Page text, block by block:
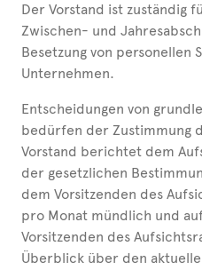
Der Vorstand ist zuständig
Zwischen- und
Besetzung von personellen
Unternehmen.
Entscheidungen von
bedürfen der Zustimmung
Vorstand berichtet dem
der gesetzlichen
dem Vorsitzenden des
pro Monat mündlich und
Vorsitzenden des
Überblick über den